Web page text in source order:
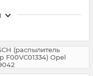
(распылитель
F00VC01334) Opel